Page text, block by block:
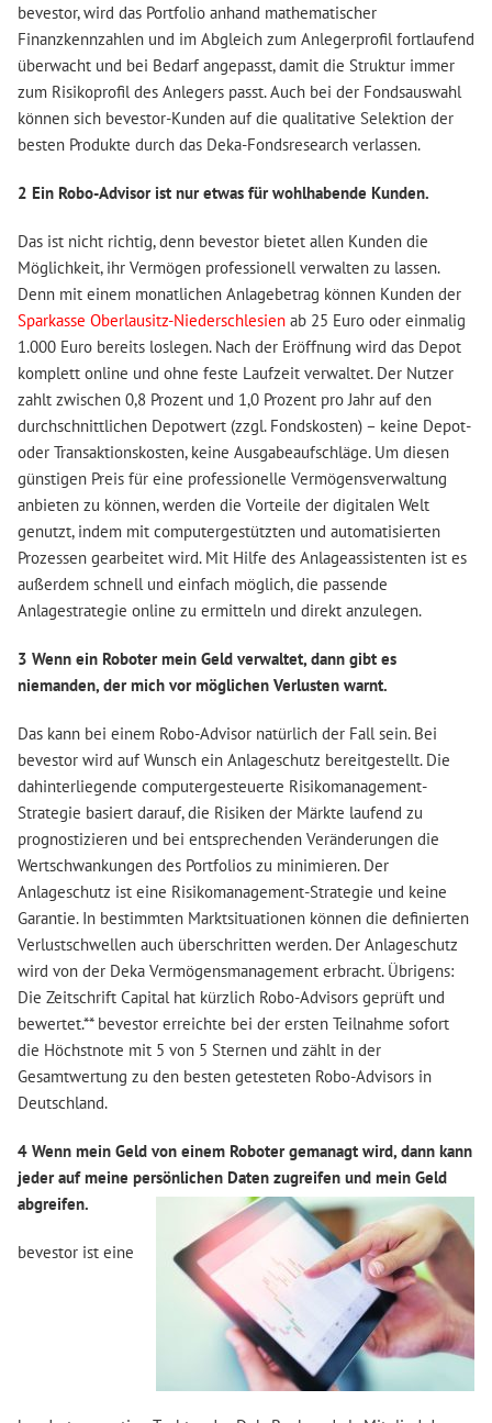
bevestor, wird das Portfolio anhand mathematischer
Finanzkennzahlen und im Abgleich zum Anlegerprofil fortlaufend
überwacht und bei Bedarf angepasst, damit die Struktur immer
zum Risikoprofil des Anlegers passt. Auch bei der Fondsauswahl
können sich bevestor-Kunden auf die qualitative Selektion der
besten Produkte durch das Deka-Fondsresearch verlassen.
2 Ein Robo-Advisor ist nur etwas für wohlhabende Kunden.
Das ist nicht richtig, denn bevestor bietet allen Kunden die
Möglichkeit, ihr Vermögen professionell verwalten zu lassen.
Denn mit einem monatlichen Anlagebetrag können Kunden der
Sparkasse Oberlausitz-Niederschlesienab 25 Euro oder einmalig
1.000 Euro bereits loslegen. Nach der Eröffnung wird das Depot
komplett online und ohne feste Laufzeit verwaltet. Der Nutzer
zahlt zwischen 0,8 Prozent und 1,0 Prozent pro Jahr auf den
durchschnittlichen Depotwert (zzgl. Fondskosten) – keine Depot-
oder Transaktionskosten, keine Ausgabeaufschläge. Um diesen
günstigen Preis für eine professionelle Vermögensverwaltung
anbieten zu können, werden die Vorteile der digitalen Welt
genutzt, indem mit computergestützten und automatisierten
Prozessen gearbeitet wird. Mit Hilfe des Anlageassistenten ist es
außerdem schnell und einfach möglich, die passende
Anlagestrategie online zu ermitteln und direkt anzulegen.
3 Wenn ein Roboter mein Geld verwaltet, dann gibt es
niemanden, der mich vor möglichen Verlusten warnt.
Das kann bei einem Robo-Advisor natürlich der Fall sein. Bei
bevestor wird auf Wunsch ein Anlageschutz bereitgestellt. Die
dahinterliegende computergesteuerte Risikomanagement-
Strategie basiert darauf, die Risiken der Märkte laufend zu
prognostizieren und bei entsprechenden Veränderungen die
Wertschwankungen des Portfolios zu minimieren. Der
Anlageschutz ist eine Risikomanagement-Strategie und keine
Garantie. In bestimmten Marktsituationen können die definierten
Verlustschwellen auch überschritten werden. Der Anlageschutz
wird von der Deka Vermögensmanagement erbracht. Übrigens:
Die Zeitschrift Capital hat kürzlich Robo-Advisors geprüft und
bewertet.** bevestor erreichte bei der ersten Teilnahme sofort
die Höchstnote mit 5 von 5 Sternen und zählt in der
Gesamtwertung zu den besten getesteten Robo-Advisors in
Deutschland.
4 Wenn mein Geld von einem Roboter gemanagt wird, dann kann
jeder auf meine persönlichen Daten zugreifen und mein Geld
abgreifen.
bevestor ist eine